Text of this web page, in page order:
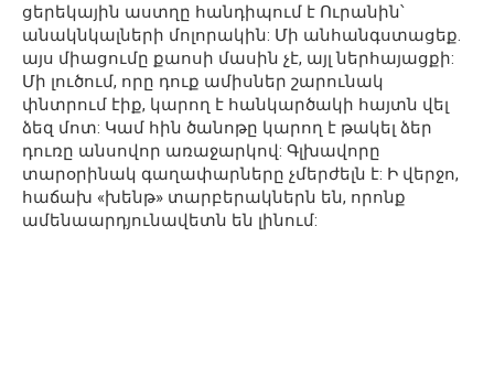
ցերեկային աստղը հանդիպում է Ուրանին՝
անակնկալների մոլորակին: Մի անհանգստացեք.
այս միացումը քաոսի մասին չէ, այլ ներհայացքի:
Մի լուծում, որը դուք ամիսներ շարունակ
փնտրում էիք, կարող է հանկարծակի հայտն վել
ձեզ մոտ: Կամ հին ծանոթը կարող է թակել ձեր
դուռը անսովոր առաջարկով: Գլխավորը
տարօրինակ գաղափարները չմերժելն է: Ի վերջո,
հաճախ «խենթ» տարբերակներն են, որոնք
ամենաարդյունավետն են լինում: